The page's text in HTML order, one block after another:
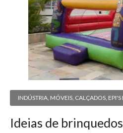
INDÚSTRIA MÓVEIS, CALÇADOS,
Ideias de